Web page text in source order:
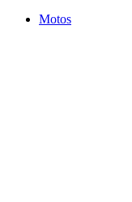
Motos